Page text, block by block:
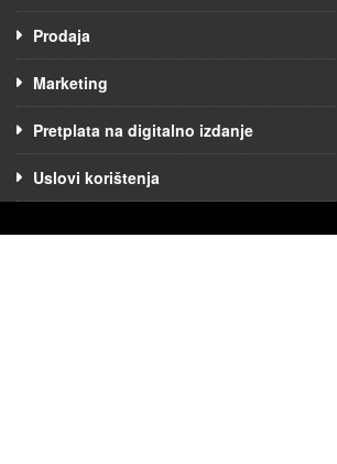
Prodaja
Marketing
Pretplata na digitalno izdanje
Uslovi korištenja